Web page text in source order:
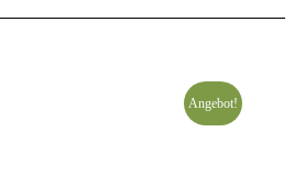
Angebot!